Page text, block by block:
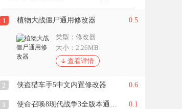
1 植物大战僵尸通用修改器 0.5
类型：修改器
大小：2.26MB
查看详情
2 侠盗猎车手5中文内置修改器 0.6
3 使命召唤8现代战争3全版本通用修改器 0.1